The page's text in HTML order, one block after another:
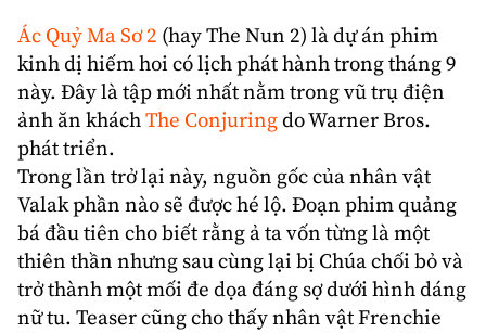
Ác Quỷ Ma Sơ 2 (hay The Nun 2) là dự án phim
kinh dị hiếm hoi có lịch phát hành trong tháng 9
này. Đây là tập mới nhất nằm trong vũ trụ điện
ảnh ăn kháchThe ConjuringdoWarner Bros.
phát triển.
Trong lần trở lại này, nguồn gốc của nhân vật
Valak phần nào sẽ được hé lộ. Đoạn phim quảng
bá đầu tiên cho biết rằng ả ta vốn từng là một
thiên thần nhưng sau cùng lại bị Chúa chối bỏ và
trở thành một mối đe dọa đáng sợ dưới hình dáng
nữ tu. Teaser cũng cho thấy nhân vật Frenchie